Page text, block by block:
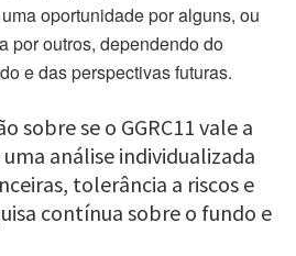
oportunidade por alguns, ou
por outros, dependendo do
e das perspectivas futuras.
sobre se o GGRC11 vale a
análise individualizada
tolerância a riscos e
contínua sobre o fundo e